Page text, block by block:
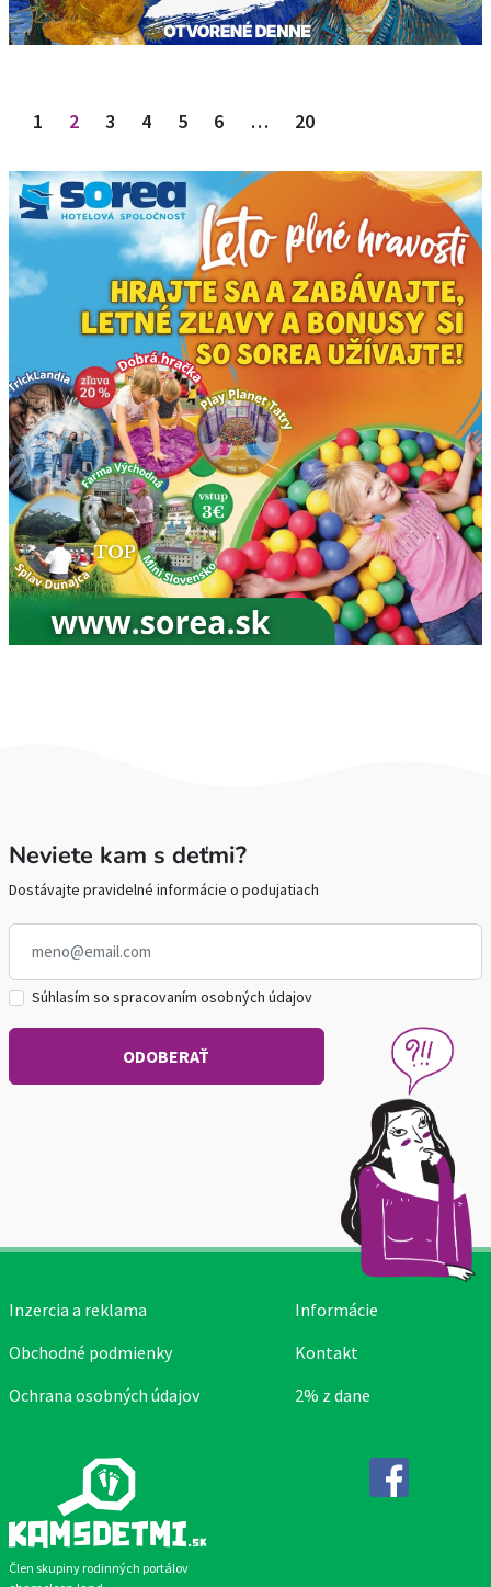
1 2 3 4 5 6 … 20
Neviete kam s deťmi?
Dostávajte pravidelné informácie o podujatiach
Súhlasím so spracovaním osobných údajov
Člen skupiny rodinných portálov
Inzercia a reklama
Obchodné podmienky
Ochrana osobných údajov
Informácie
Kontakt
2% z dane